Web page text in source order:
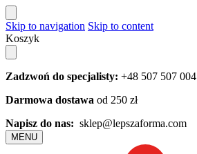
Skip to navigation Skip to content
Koszyk
Zadzwoń do specjalisty: +48 507 507 004
Darmowa dostawa od 250 zł
Napisz do nas: sklep@lepszaforma.com
MENU